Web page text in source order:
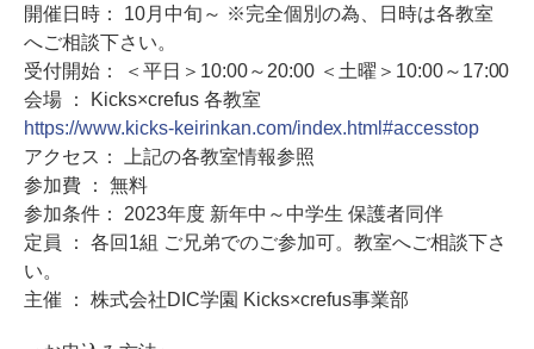
開催日時： 10月中旬～ ※完全個別の為、日時は各教室
へご相談下さい。
受付開始： ＜平日＞10:00～20:00 ＜土曜＞10:00～17:00
会場 ： Kicks×crefus 各教室
https://www.kicks-keirinkan.com/index.html#accesstop
アクセス： 上記の各教室情報参照
参加費 ： 無料
参加条件： 2023年度 新年中～中学生 保護者同伴
定員 ： 各回1組 ご兄弟でのご参加可。教室へご相談下さ
い。
主催 ： 株式会社DIC学園 Kicks×crefus事業部